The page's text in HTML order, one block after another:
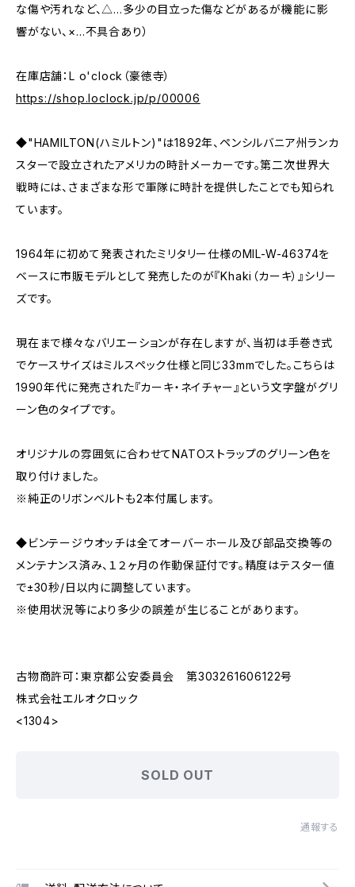
な傷や汚れなど、△…多少の目立った傷などがあるが機能に影
響がない、×…不具合あり）
在庫店舗：L o'clock（豪徳寺）
https://shop.loclock.jp/p/00006
◆"HAMILTON(ハミルトン)"は1892年、ペンシルバニア州ランカ
スターで設立されたアメリカの時計メーカーです。第二次世界大
戦時には、さまざまな形で軍隊に時計を提供したことでも知られ
ています。
1964年に初めて発表されたミリタリー仕様のMIL-W-46374を
ベースに市販モデルとして発売したのが『Khaki（カーキ）』シリー
ズです。
現在まで様々なバリエーションが存在しますが、当初は手巻き式
でケースサイズはミルスペック仕様と同じ33mmでした。こちらは
1990年代に発売された『カーキ・ネイチャー』という文字盤がグリ
ーン色のタイプです。
オリジナルの雰囲気に合わせてNATOストラップのグリーン色を
取り付けました。
※純正のリボンベルトも2本付属します。
◆ビンテージウオッチは全てオーバーホール及び部品交換等の
メンテナンス済み、１２ヶ月の作動保証付です。精度はテスター値
で±30秒/日以内に調整しています。
※使用状況等により多少の誤差が生じることがあります。
古物商許可：東京都公安委員会 第303261606122号
株式会社エルオクロック
<1304>
SOLD OUT
通報する